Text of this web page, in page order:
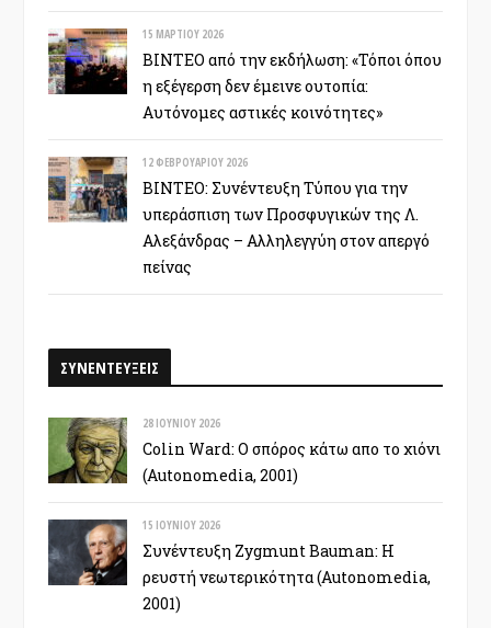
15 ΜΑΡΤΊΟΥ 2026
ΒΙΝΤΕΟ από την εκδήλωση: «Τόποι όπου
η εξέγερση δεν έμεινε ουτοπία:
Αυτόνομες αστικές κοινότητες»
12 ΦΕΒΡΟΥΑΡΊΟΥ 2026
ΒΙΝΤΕΟ: Συνέντευξη Τύπου για την
υπεράσπιση των Προσφυγικών της Λ.
Αλεξάνδρας – Αλληλεγγύη στον απεργό
πείνας
ΣΥΝΕΝΤΕΥΞΕΙΣ
28 ΙΟΥΝΊΟΥ 2026
Colin Ward: Ο σπόρος κάτω απο το χιόνι
(Autonomedia, 2001)
15 ΙΟΥΝΊΟΥ 2026
Συνέντευξη Zygmunt Bauman: Η
ρευστή νεωτερικότητα (Autonomedia,
2001)